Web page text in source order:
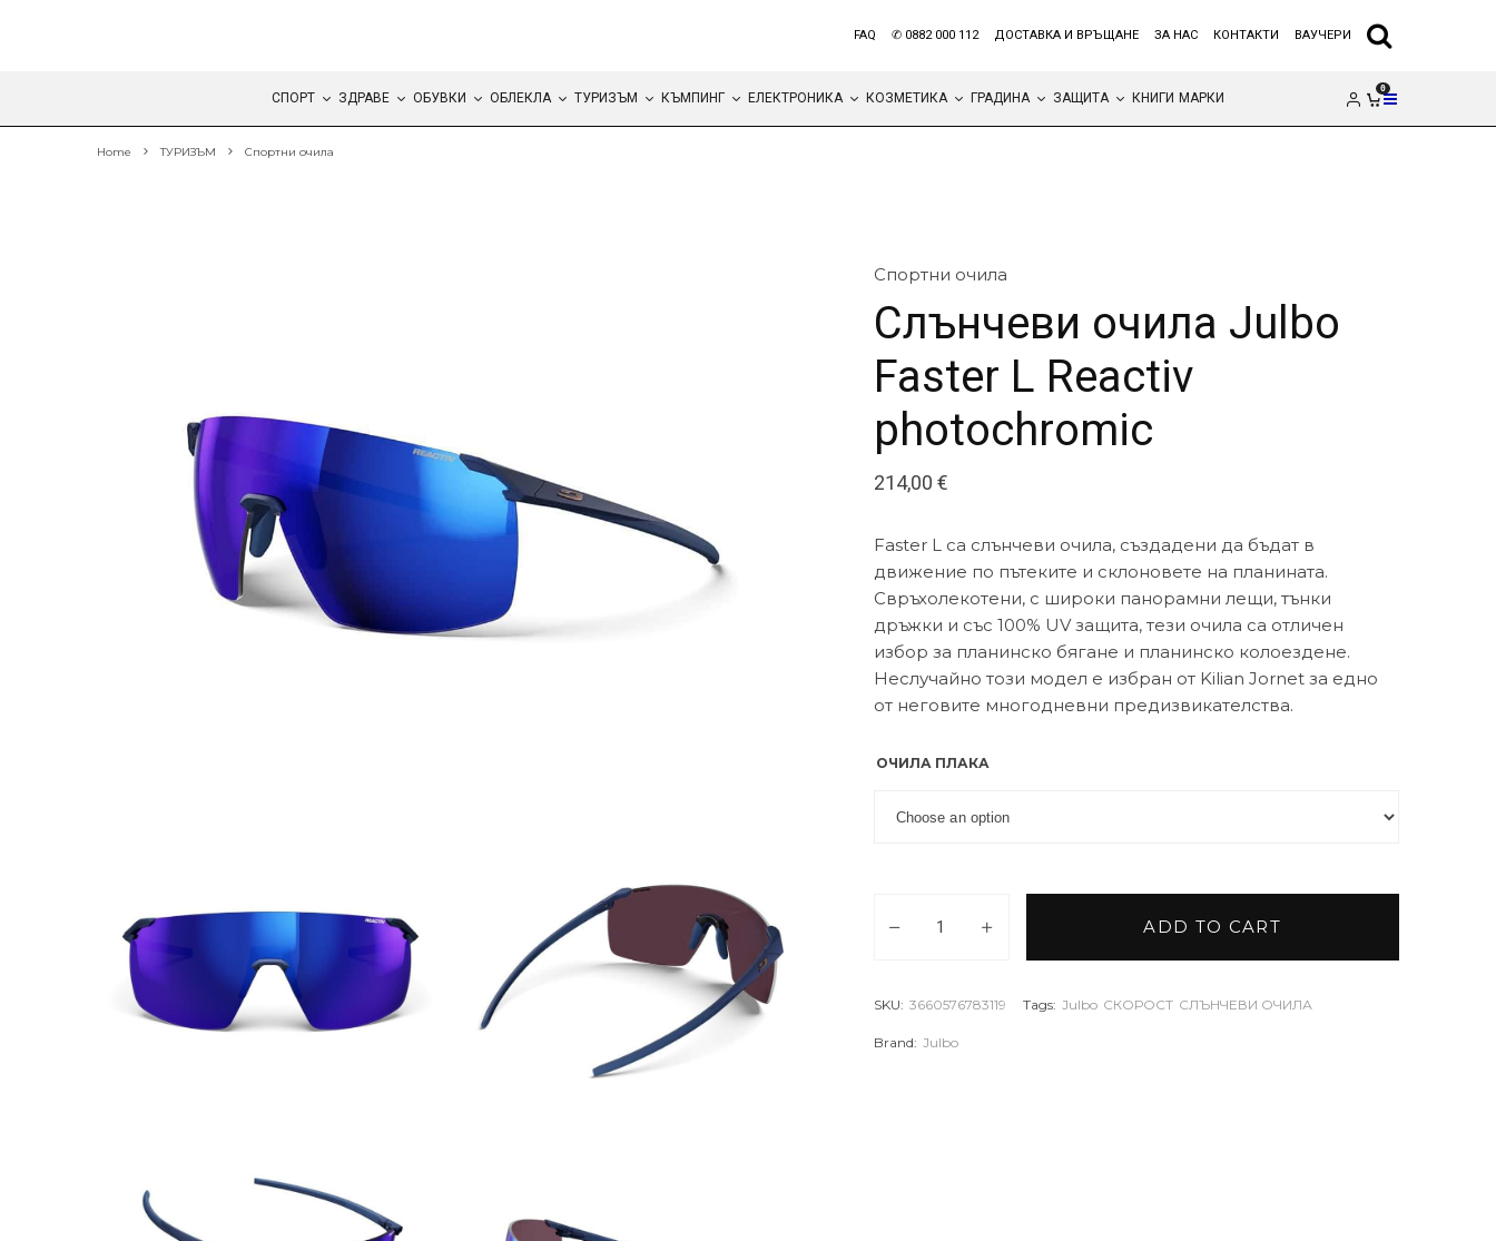
FAQ ✆ 0882 000 112 ДОСТАВКА И ВРЪЩАНЕ ЗА НАС КОНТАКТИ ВАУЧЕРИ
СПОРТ ЗДРАВЕ ОБУВКИ ОБЛЕКЛА ТУРИЗЪМ КЪМПИНГ ЕЛЕКТРОНИКА КОЗМЕТИКА ГРАДИНА ЗАЩИТА КНИГИ МАРКИ
0
Home ТУРИЗЪМ Спортни очила
Спортни очила
Слънчеви очила Julbo
Faster L Reactiv
photochromic
214,00 €
Faster L са слънчеви очила, създадени да бъдат в
движение по пътеките и склоновете на планината.
Свръхолекотени, с широки панорамни лещи, тънки
дръжки и със 100% UV защита, тези очила са отличен
избор за планинско бягане и планинско колоездене.
Неслучайно този модел е избран от Kilian Jornet за едно
от неговите многодневни предизвикателства.
ОЧИЛА ПЛАКА
Слънчеви очила Julbo Faster L Reactiv photochromic quantity
ADD TO CART
SKU: 3660576783119 Tags: Julbo СКОРОСТ СЛЪНЧЕВИ ОЧИЛА
Brand: Julbo